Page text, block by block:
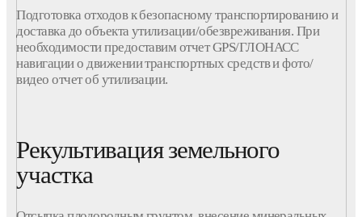
Подготовка отходов к безопасному транспортированию и
доставка до объекта утилизации/обезвреживания. При
необходимости предоставим отчет GPS/ГЛОНАСС
навигации о движении транспортных средств и фото/
видео отчет об утилизации.
Рекультивация земельного
участка